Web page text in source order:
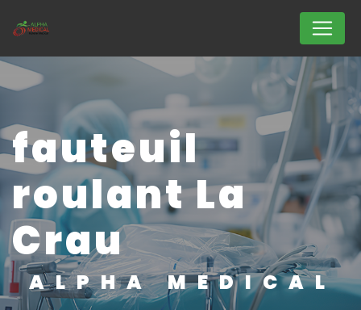
fauteuil
roulant La
Crau
ALPHA MEDICAL